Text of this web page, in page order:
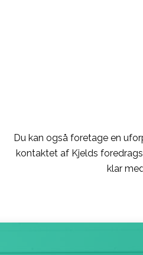
Du kan også foretage en
kontaktet af Kjelds
klar